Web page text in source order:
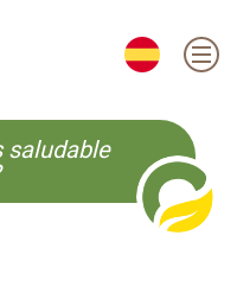
CS KO
saludable